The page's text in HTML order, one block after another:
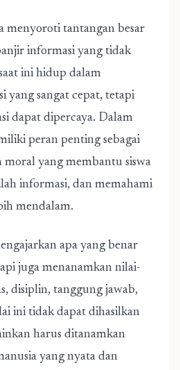
menyoroti tantangan besar
informasi yang tidak
ini hidup dalam
yang sangat cepat, tetapi
dapat dipercaya. Dalam
peran penting sebagai
yang membantu siswa
informasi, dan memahami
mendalam.
apa yang benar
juga menanamkan nilai-
disiplin, tanggung jawab,
ini tidak dapat dihasilkan
harus ditanamkan
yang nyata dan